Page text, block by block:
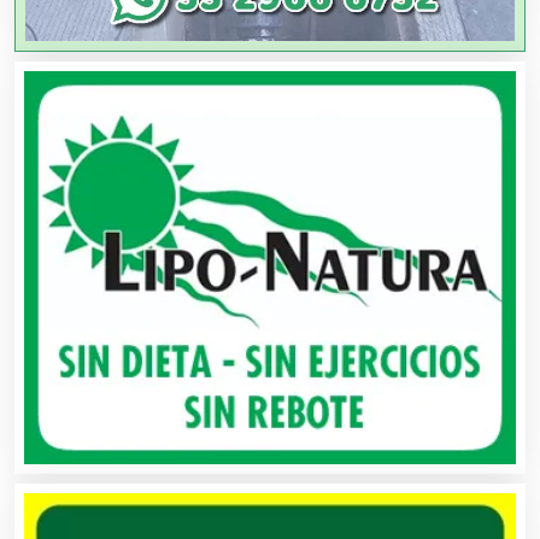
Artículos Importados
Artículos para el Hogar
Artículos para Regalos
Artículos Personales
Artículos Publicitarios